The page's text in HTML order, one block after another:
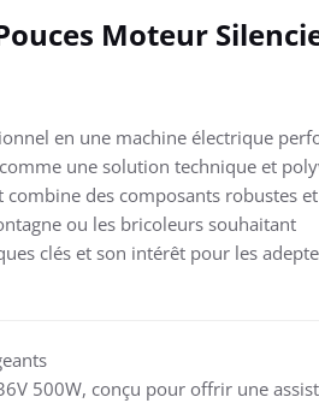
Moteur
en une machine électrique
une solution technique et
des composants robustes
ou les bricoleurs souhaitant
clés et son intérêt pour les
500W, conçu pour offrir une